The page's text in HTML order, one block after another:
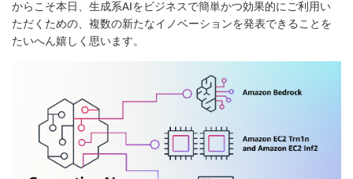
からこそ本日、生成系AIをビジネスで簡単かつ効果的にご利用い
ただくための、複数の新たなイノベーションを発表できることを
たいへん嬉しく思います。